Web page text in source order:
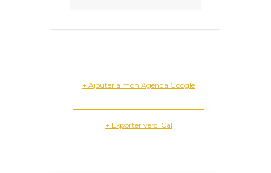
+ Ajouter à mon Agenda Google
+ Exporter vers iCal